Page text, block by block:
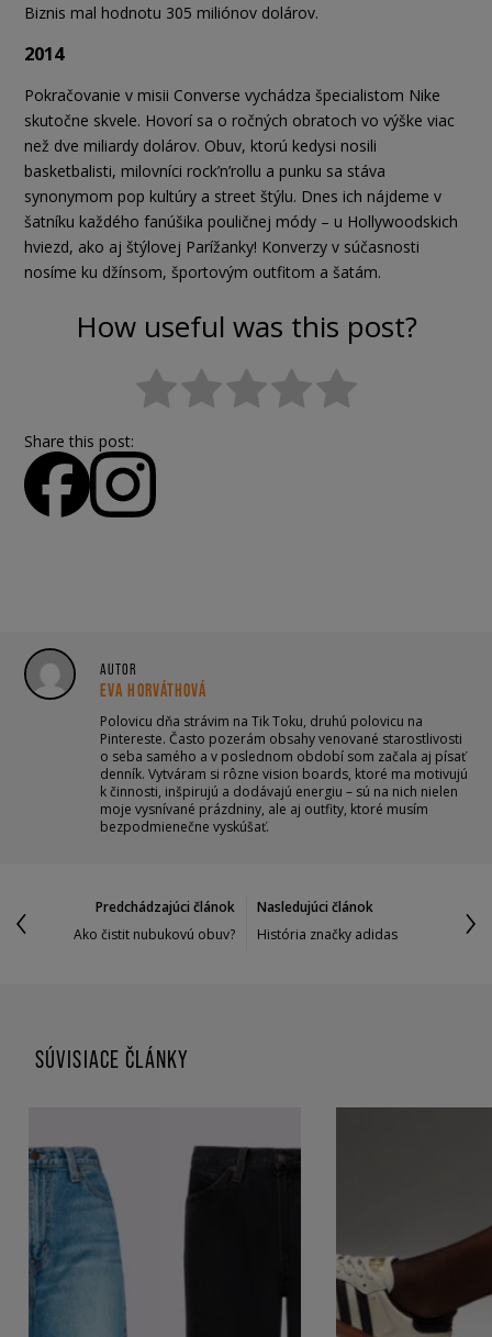
Biznis mal hodnotu 305 miliónov dolárov.
2014
Pokračovanie v misii Converse vychádza špecialistom Nike
skutočne skvele. Hovorí sa o ročných obratoch vo výške viac
než dve miliardy dolárov. Obuv, ktorú kedysi nosili
basketbalisti, milovníci rock’n’rollu a punku sa stáva
synonymom pop kultúry a street štýlu. Dnes ich nájdeme v
šatníku každého fanúšika pouličnej módy – u Hollywoodskich
hviezd, ako aj štýlovej Parížanky! Konverzy v súčasnosti
nosíme ku džínsom, športovým outfitom a šatám.
How useful was this post?
Share this post:
AUTOR
EVA HORVÁTHOVÁ
Polovicu dňa strávim na Tik Toku, druhú polovicu na
Pintereste. Často pozerám obsahy venované starostlivosti
o seba samého a v poslednom období som začala aj písať
denník. Vytváram si rôzne vision boards, ktoré ma motivujú
k činnosti, inšpirujú a dodávajú energiu – sú na nich nielen
moje vysnívané prázdniny, ale aj outfity, ktoré musím
bezpodmienečne vyskúšať.
Predchádzajúci článok
Ako čistit nubukovú obuv?
Nasledujúci článok
História značky adidas
SÚVISIACE ČLÁNKY